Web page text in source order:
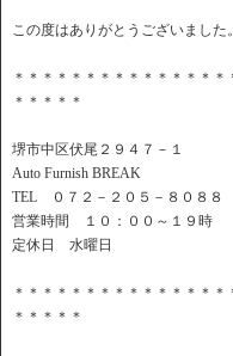
この度はありがとうございました。
＊＊＊＊＊＊＊＊＊＊＊＊＊＊
＊＊＊＊＊
堺市中区伏尾２９４７－１
Auto Furnish BREAK
TEL ０７２－２０５－８０８８
営業時間 １０：００～１９時
定休日 水曜日
＊＊＊＊＊＊＊＊＊＊＊＊＊＊
＊＊＊＊＊